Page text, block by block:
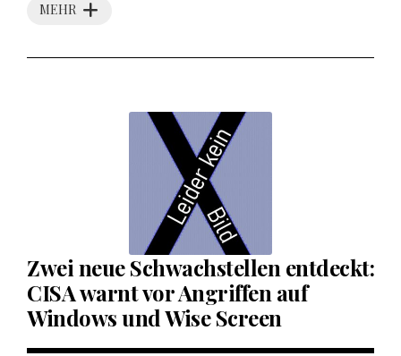
MEHR
Zwei neue Schwachstellen entdeckt:
CISA warnt vor Angriffen auf
Windows und Wise Screen